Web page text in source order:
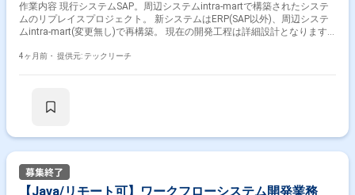
作業内容 現行システムSAP。周辺システムintra-martで構築されたシステ
ムのリプレイスプロジェクト。 新システムはERP(SAP以外)、周辺システ
ムintra-mart(変更無し)で再構築。 現在の開発工程は詳細設計となります
半年以内の案件が続いている方はお見送りとなります。（但し、企業都合
での方、活躍中！ ・社会人経験必須 ・外国籍の場合、JLPT(N1)もしくは
4ヶ月前・ 提供元: テックリーチ
【Java/リモート可】ワークフローシステム開発業務